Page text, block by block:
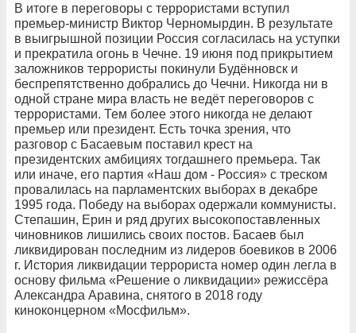
В итоге в переговоры с террористами вступил
премьер-министр Виктор Черномырдин. В результате
в выигрышной позиции Россия согласилась на уступки
и прекратила огонь в Чечне. 19 июня под прикрытием
заложников террористы покинули Будённовск и
беспрепятственно добрались до Чечни. Никогда ни в
одной стране мира власть не ведёт переговоров с
террористами. Тем более этого никогда не делают
премьер или президент. Есть точка зрения, что
разговор с Басаевым поставил крест на
президентских амбициях тогдашнего премьера. Так
или иначе, его партия «Наш дом - Россия» с треском
провалилась на парламентских выборах в декабре
1995 года. Победу на выборах одержали коммунисты.
Степашин, Ерин и ряд других высокопоставленных
чиновников лишились своих постов. Басаев был
ликвидирован последним из лидеров боевиков в 2006
г. История ликвидации террориста номер один легла в
основу фильма «Решение о ликвидации» режиссёра
Александра Аравина, снятого в 2018 году
киноконцерном «Мосфильм».